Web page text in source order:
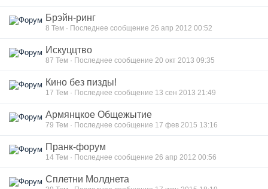
Брэйн-ринг
8 Тем · Последнее сообщение 26 апр 2012 00:52
Искуццтво
87 Тем · Последнее сообщение 20 окт 2013 09:35
Кино без пизды!
17 Тем · Последнее сообщение 13 сен 2013 21:49
Армянцкое Общежытие
79 Тем · Последнее сообщение 17 фев 2015 13:16
Пранк-форум
14 Тем · Последнее сообщение 26 апр 2012 00:56
Сплетни Молднета